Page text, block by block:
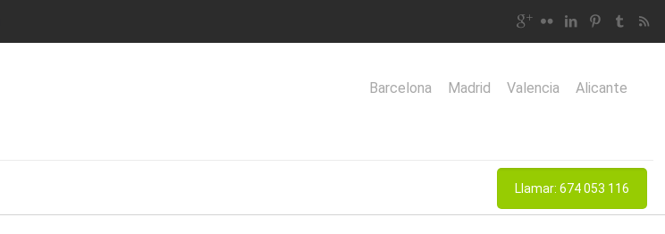
Barcelona Madrid Valencia Alicante
Llamar: 674 053 116